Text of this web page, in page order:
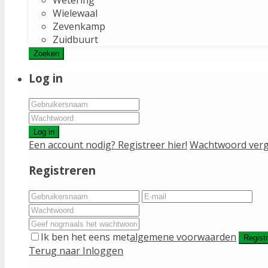
Wielewaal
Zevenkamp
Zuidbuurt
Zoeken
Log in
Log in
Een account nodig? Registreer hier! Wachtwoord
Registreren
Ik ben het eens metalgemene voorwaarden
Terug naar Inloggen